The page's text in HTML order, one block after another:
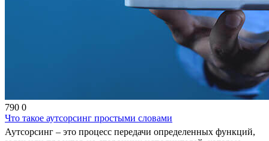
790 0
Что такое аутсорсинг простыми словами
Аутсорсинг – это процесс передачи определенных функций,